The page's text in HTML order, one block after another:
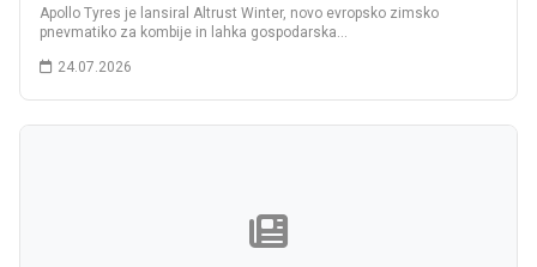
Apollo Tyres je lansiral Altrust Winter, novo evropsko zimsko
pnevmatiko za kombije in lahka gospodarska…
24.07.2026